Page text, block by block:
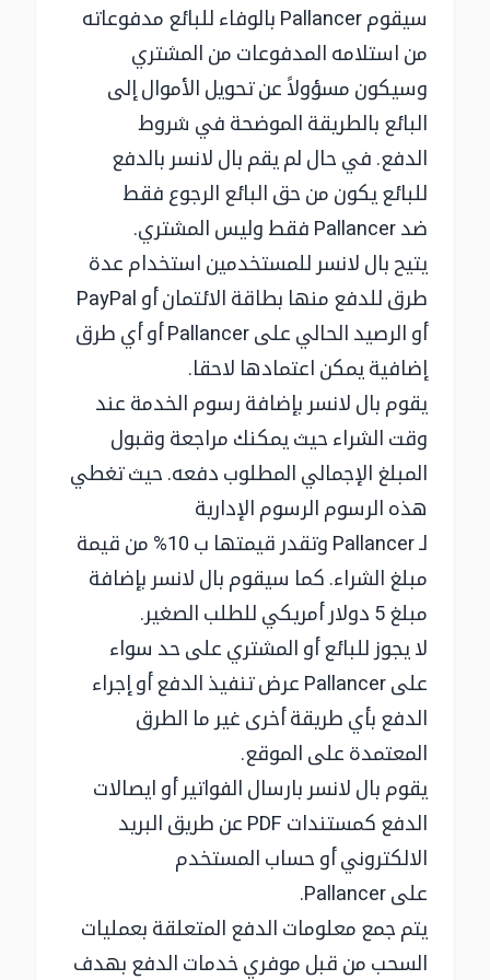
سيقوم Pallancer بالوفاء للبائع مدفوعاته
من استلامه المدفوعات من المشتري
وسيكون مسؤولاً عن تحويل الأموال إلى
البائع بالطريقة الموضحة في شروط
الدفع. في حال لم يقم بال لانسر بالدفع
للبائع يكون من حق البائع الرجوع فقط
ضد Pallancer فقط وليس المشتري.
يتيح بال لانسر للمستخدمين استخدام عدة
طرق للدفع منها بطاقة الائتمان أو PayPal
أو الرصيد الحالي على Pallancer أو أي طرق
إضافية يمكن اعتمادها لاحقا.
يقوم بال لانسر بإضافة رسوم الخدمة عند
وقت الشراء حيث يمكنك مراجعة وقبول
المبلغ الإجمالي المطلوب دفعه. حيث تغطي
هذه الرسوم الرسوم الإدارية
لـ Pallancer وتقدر قيمتها ب 10% من قيمة
مبلغ الشراء. كما سيقوم بال لانسر بإضافة
مبلغ 5 دولار أمريكي للطلب الصغير.
لا يجوز للبائع أو المشتري على حد سواء
على Pallancer عرض تنفيذ الدفع أو إجراء
الدفع بأي طريقة أخرى غير ما الطرق
المعتمدة على الموقع.
يقوم بال لانسر بارسال الفواتير أو ايصالات
الدفع كمستندات PDF عن طريق البريد
الالكتروني أو حساب المستخدم
على Pallancer.
يتم جمع معلومات الدفع المتعلقة بعمليات
السحب من قبل موفري خدمات الدفع بهدف